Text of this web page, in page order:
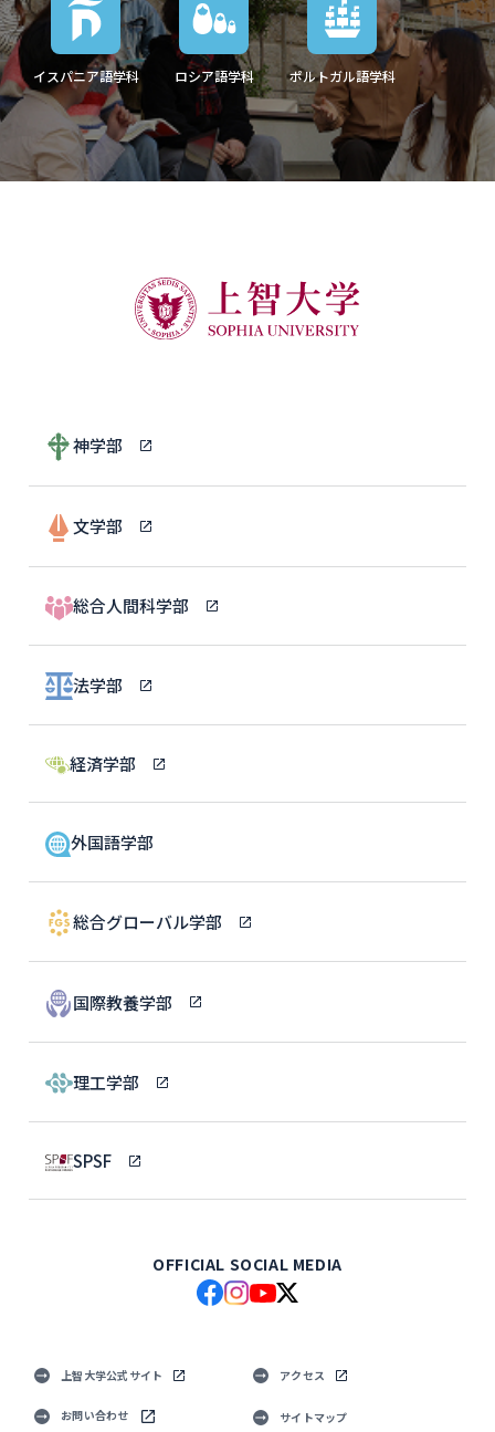
イスパニア語学科 ロシア語学科 ポルトガル語学科
神学部
文学部
総合人間科学部
法学部
経済学部
外国語学部
総合グローバル学部
国際教養学部
理工学部
SPSF
OFFICIAL SOCIAL MEDIA
上智大学公式サイト アクセス
お問い合わせ サイトマップ